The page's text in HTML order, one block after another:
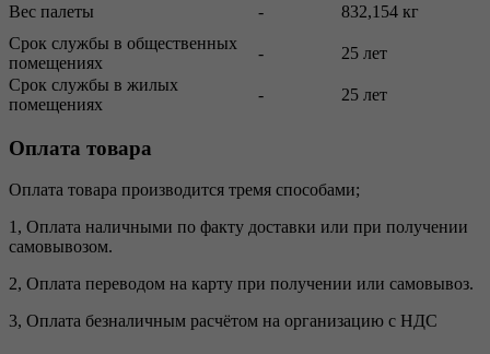
Вес палеты -
832,154 кг
Срок службы в общественных
помещениях
-
25 лет
Срок службы в жилых
помещениях
- 25 лет
Оплата товара
Оплата товара производится тремя способами;
1, Оплата наличными по факту доставки или при получении
самовывозом.
2, Оплата переводом на карту при получении или самовывоз.
3, Оплата безналичным расчётом на организацию с НДС